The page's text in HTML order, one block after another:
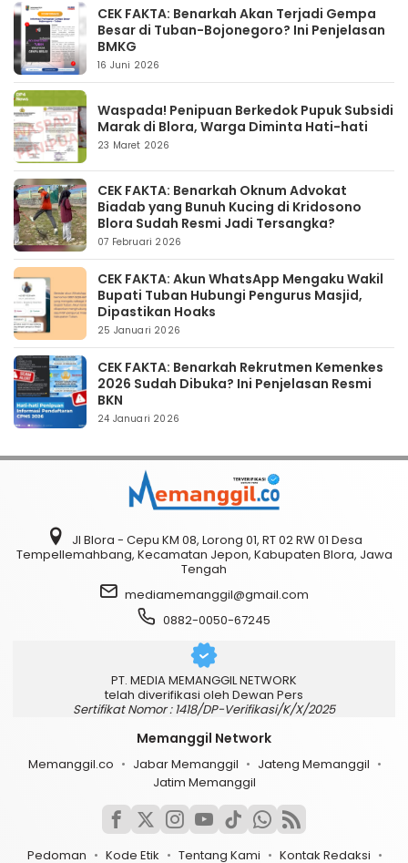
CEK FAKTA: Benarkah Akan Terjadi Gempa
Besar di Tuban-Bojonegoro? Ini Penjelasan
BMKG
16 Juni 2026
Waspada! Penipuan Berkedok Pupuk Subsidi
Marak di Blora, Warga Diminta Hati-hati
23 Maret 2026
CEK FAKTA: Benarkah Oknum Advokat
Biadab yang Bunuh Kucing di Kridosono
Blora Sudah Resmi Jadi Tersangka?
07 Februari 2026
CEK FAKTA: Akun WhatsApp Mengaku Wakil
Bupati Tuban Hubungi Pengurus Masjid,
Dipastikan Hoaks
25 Januari 2026
CEK FAKTA: Benarkah Rekrutmen Kemenkes
2026 Sudah Dibuka? Ini Penjelasan Resmi
BKN
24 Januari 2026
Jl Blora - Cepu KM 08, Lorong 01, RT 02 RW 01 Desa
Tempellemahbang, Kecamatan Jepon, Kabupaten Blora, Jawa
Tengah
mediamemanggil@gmail.com
0882-0050-67245
PT. MEDIA MEMANGGIL NETWORK
telah diverifikasi oleh Dewan Pers
Sertifikat Nomor : 1418/DP-Verifikasi/K/X/2025
Memanggil Network
Memanggil.co Jabar Memanggil
Jateng Memanggil
Jatim Memanggil
Pedoman Kode Etik Tentang Kami Kontak Redaksi